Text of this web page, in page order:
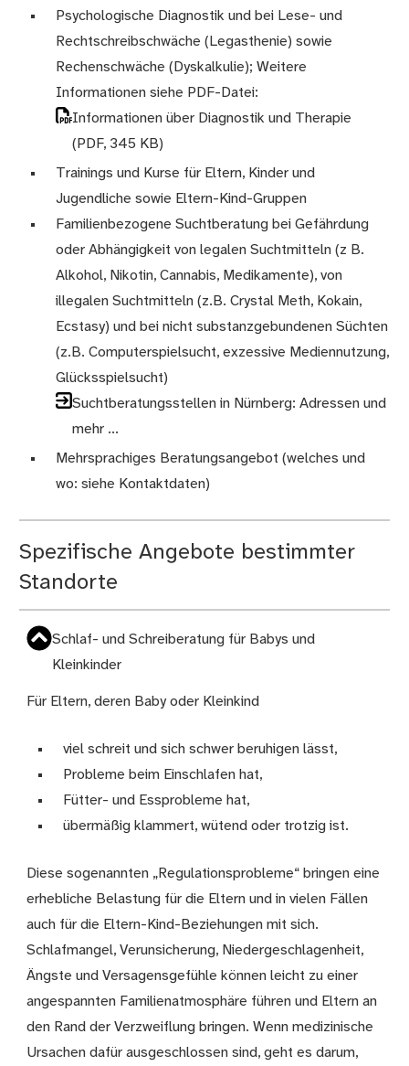
Psychologische Diagnostik und bei Lese- und
Rechtschreibschwäche (Legasthenie) sowie
Rechenschwäche (Dyskalkulie); Weitere
Informationen siehe PDF-Datei:
Informationen über Diagnostik und Therapie
(PDF, 345 KB)
Trainings und Kurse für Eltern, Kinder und
Jugendliche sowie Eltern-Kind-Gruppen
Familienbezogene Suchtberatung bei Gefährdung
oder Abhängigkeit von legalen Suchtmitteln (z B.
Alkohol, Nikotin, Cannabis, Medikamente), von
illegalen Suchtmitteln (z.B. Crystal Meth, Kokain,
Ecstasy) und bei nicht substanzgebundenen Süchten
(z.B. Computerspielsucht, exzessive Mediennutzung,
Glücksspielsucht)
Suchtberatungsstellen in Nürnberg: Adressen und
mehr ...
Mehrsprachiges Beratungsangebot (welches und
wo: siehe Kontaktdaten)
Spezifische Angebote bestimmter
Standorte
Schlaf- und Schreiberatung für Babys und
Kleinkinder
Für Eltern, deren Baby oder Kleinkind
viel schreit und sich schwer beruhigen lässt,
Probleme beim Einschlafen hat,
Fütter- und Essprobleme hat,
übermäßig klammert, wütend oder trotzig ist.
Diese sogenannten „Regulationsprobleme“ bringen eine
erhebliche Belastung für die Eltern und in vielen Fällen
auch für die Eltern-Kind-Beziehungen mit sich.
Schlafmangel, Verunsicherung, Niedergeschlagenheit,
Ängste und Versagensgefühle können leicht zu einer
angespannten Familienatmosphäre führen und Eltern an
den Rand der Verzweiflung bringen. Wenn medizinische
Ursachen dafür ausgeschlossen sind, geht es darum,